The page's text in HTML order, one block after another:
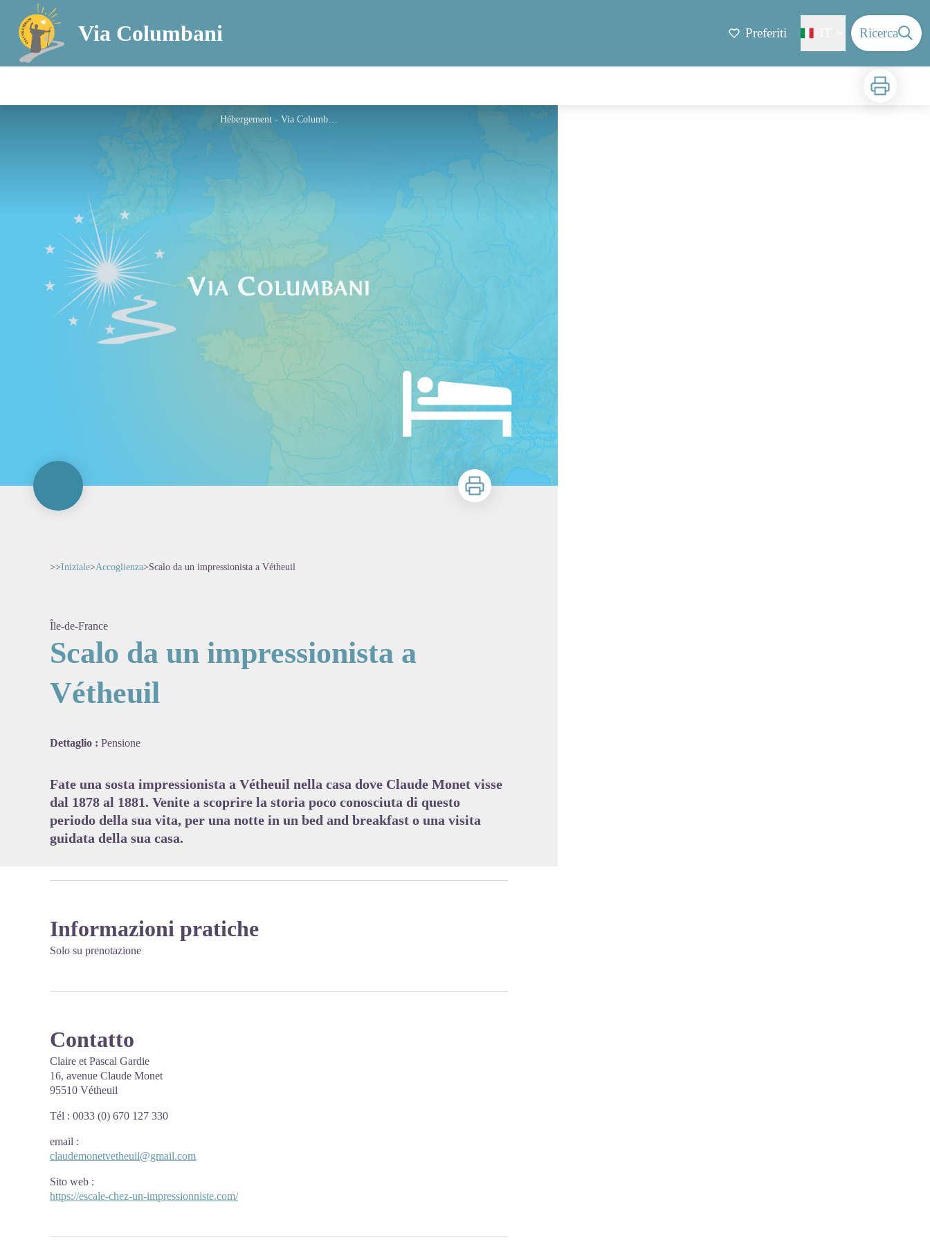
Via Columbani Preferiti Ricerca
Stampa
Hébergement - Via Columbani
Stampa
>>Iniziale>Accoglienza>Scalo da un impressionista a Vétheuil
Île-de-France
Scalo da un impressionista a
Vétheuil
Dettaglio : Pensione
Fate una sosta impressionista a Vétheuil nella casa dove Claude Monet visse
dal 1878 al 1881. Venite a scoprire la storia poco conosciuta di questo
periodo della sua vita, per una notte in un bed and breakfast o una visita
guidata della sua casa.
Informazioni pratiche
Solo su prenotazione
Contatto
Claire et Pascal Gardie
16, avenue Claude Monet
95510 Vétheuil
Tél : 0033 (0) 670 127 330
email :
claudemonetvetheuil@gmail.com
Sito web :
https://escale-chez-un-impressionniste.com/